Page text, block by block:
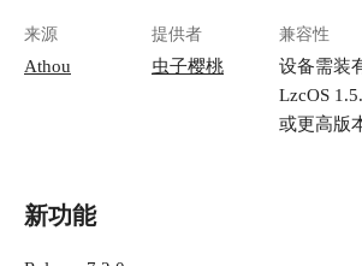
1301583638.cos.ap-
chengdu.myqcloud.com/guidelines/496/
c512-457f-8c12-70ce00a74fd1.png "image.png") 确
以直接在当前页查看内容 ![image.png](https://lzc-
来源
Athou
提供者
虫子樱桃
兼容性
设备需装
LzcOS
或更高版
新功能